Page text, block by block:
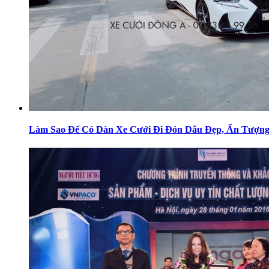
Làm Sao Để Có Dàn Xe Cưới Đi Đón Dâu Đẹp, Ấn Tượng